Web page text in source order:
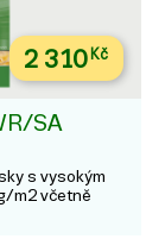
2 310Kč
SA
s vysokým
m2 včetně